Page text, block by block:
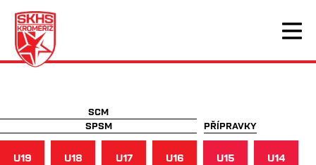
SCM
SPSM
PŘÍPRAVKY
U19 U18 U17 U16 U15 U14